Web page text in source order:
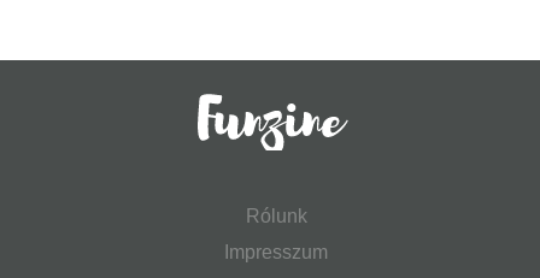
Rólunk
Impresszum